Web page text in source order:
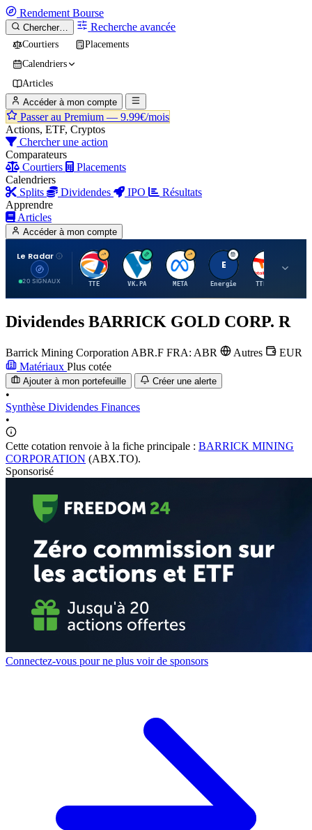
Rendement Bourse
Chercher… Recherche avancée
Courtiers
Placements
Calendriers
Articles
Accéder à mon compte
Passer au Premium — 9.99€/mois
Actions, ETF, Cryptos
Chercher une action
Comparateurs
Courtiers
Placements
Calendriers
Splits
Dividendes IPO
Résultats
Apprendre
Articles
Accéder à mon compte
Le Radar
20 SIGNAUX
T
TTE
V
VK.PA
M
META
E
Energie
T
TTE.PA
Dividendes BARRICK GOLD CORP. R
Barrick Mining Corporation ABR.F FRA: ABR Autres
EUR
Matériaux Plus cotée
Ajouter à mon portefeuille Créer une alerte
•
Synthèse Dividendes Finances
•
Cette cotation renvoie à la fiche principale : BARRICK MINING
CORPORATION (ABX.TO).
Sponsorisé
Connectez-vous pour ne plus voir de sponsors